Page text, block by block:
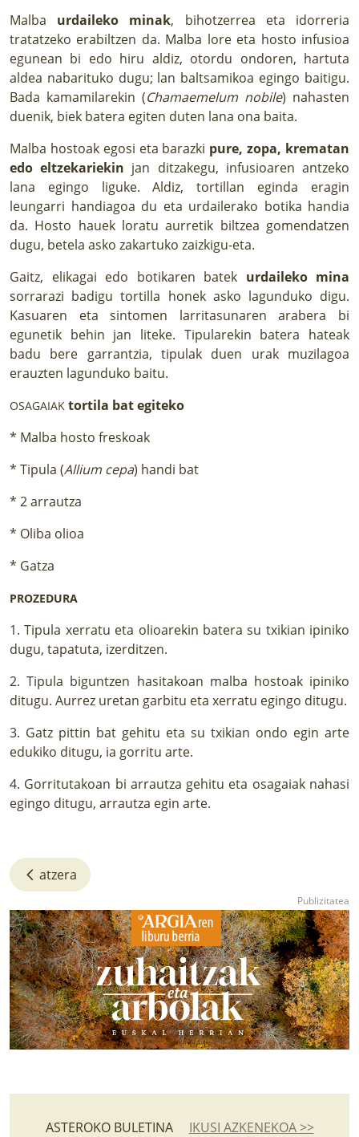
Malba urdaileko minak, bihotzerrea eta idorreria
tratatzeko erabiltzen da. Malba lore eta hosto infusioa
egunean bi edo hiru aldiz, otordu ondoren, hartuta
aldea nabarituko dugu; lan baltsamikoa egingo baitigu.
Bada kamamilarekin (Chamaemelum nobile) nahasten
duenik, biek batera egiten duten lana ona baita.
Malba hostoak egosi eta barazki pure, zopa, krematan
edo eltzekariekin jan ditzakegu, infusioaren antzeko
lana egingo liguke. Aldiz, tortillan eginda eragin
leungarri handiagoa du eta urdailerako botika handia
da. Hosto hauek loratu aurretik biltzea gomendatzen
dugu, betela asko zakartuko zaizkigu-eta.
Gaitz, elikagai edo botikaren batek urdaileko mina
sorrarazi badigu tortilla honek asko lagunduko digu.
Kasuaren eta sintomen larritasunaren arabera bi
egunetik behin jan liteke. Tipularekin batera hateak
badu bere garrantzia, tipulak duen urak muzilagoa
erauzten lagunduko baitu.
OSAGAIAK tortila bat egiteko
* Malba hosto freskoak
* Tipula (Allium cepa) handi bat
* 2 arrautza
* Oliba olioa
* Gatza
PROZEDURA
1. Tipula xerratu eta olioarekin batera su txikian ipiniko
dugu, tapatuta, izerditzen.
2. Tipula biguntzen hasitakoan malba hostoak ipiniko
ditugu. Aurrez uretan garbitu eta xerratu egingo ditugu.
3. Gatz pittin bat gehitu eta su txikian ondo egin arte
edukiko ditugu, ia gorritu arte.
4. Gorritutakoan bi arrautza gehitu eta osagaiak nahasi
egingo ditugu, arrautza egin arte.
atzera
ASTEROKO BULETINA IKUSI AZKENEKOA >>